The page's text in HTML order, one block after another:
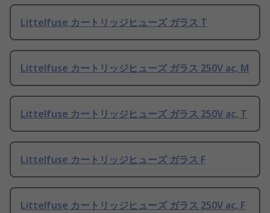
Littelfuse カートリッジヒューズ ガラス T
Littelfuse カートリッジヒューズ ガラス 250V ac, M
Littelfuse カートリッジヒューズ ガラス 250V ac, T
Littelfuse カートリッジヒューズ ガラス F
Littelfuse カートリッジヒューズ ガラス 250V ac, F